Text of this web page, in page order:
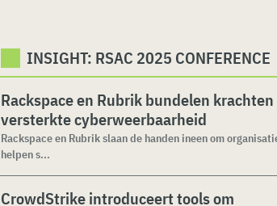
INSIGHT: RSAC 2025 CONFERENCE
Rackspace en Rubrik bundelen
versterkte cyberweerbaarheid
Rackspace en Rubrik slaan de handen ineen om
helpen s...
CrowdStrike introduceert tools om